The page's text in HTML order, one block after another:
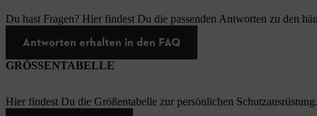
Du hast Fragen? Hier findest Du die passenden Antworten zu den
Antworten erhalten in den FAQ
GRÖSSENTABELLE
Hier findest Du die Größentabelle zur persönlichen Schutzausrüstung.